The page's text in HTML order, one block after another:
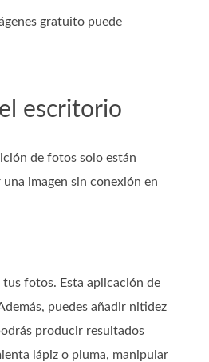
gratuito puede
escritorio
de fotos solo están
imagen sin conexión en
tus fotos. Esta aplicación de
puedes añadir nitidez
producir resultados
lápiz o pluma, manipular